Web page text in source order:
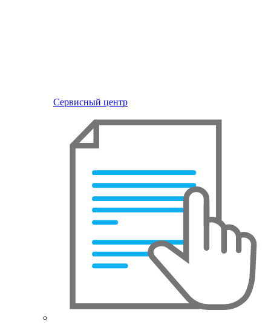
Сервисный центр